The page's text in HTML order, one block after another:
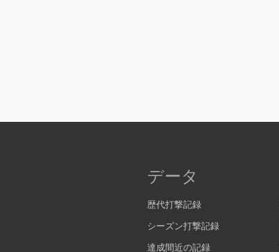
データ
歴代打撃記録
シーズン打撃記録
達成間近の記録